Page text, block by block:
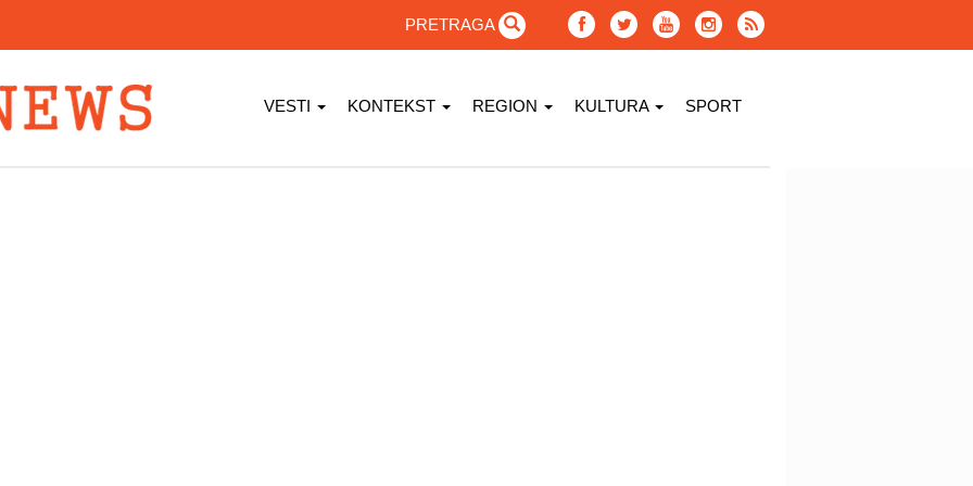
PRETRAGA
VESTI KONTEKST REGION KULTURA SPORT